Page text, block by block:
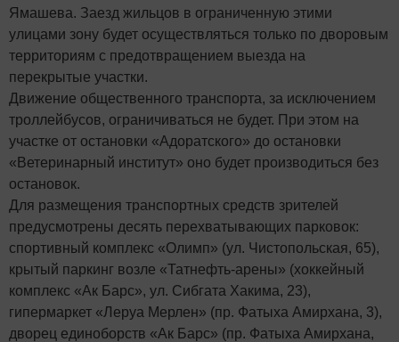
Ямашева. Заезд жильцов в ограниченную этими
улицами зону будет осуществляться только по дворовым
территориям с предотвращением выезда на
перекрытые участки.
Движение общественного транспорта, за исключением
троллейбусов, ограничиваться не будет. При этом на
участке от остановки «Адоратского» до остановки
«Ветеринарный институт» оно будет производиться без
остановок.
Для размещения транспортных средств зрителей
предусмотрены десять перехватывающих парковок:
спортивный комплекс «Олимп» (ул. Чистопольская, 65),
крытый паркинг возле «Татнефть-арены» (хоккейный
комплекс «Ак Барс», ул. Сибгата Хакима, 23),
гипермаркет «Леруа Мерлен» (пр. Фатыха Амирхана, 3),
дворец единоборств «Ак Барс» (пр. Фатыха Амирхана,